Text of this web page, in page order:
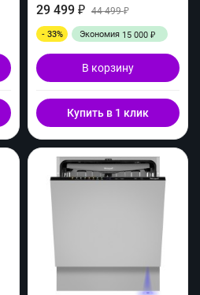
29 499 ₽ 44 499₽
- 33% Экономия 15 000 ₽
В корзину
Купить в 1 клик